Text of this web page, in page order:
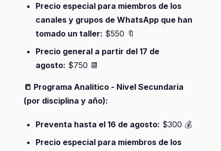
Precio especial para miembros de los
canales y grupos de WhatsApp que han
tomado un taller: $550 🔖
Precio general a partir del 17 de
agosto: $750 📆
📒 Programa Analítico - Nivel Secundaria
(por disciplina y año):
Preventa hasta el 16 de agosto: $300 💰
Precio especial para miembros de los